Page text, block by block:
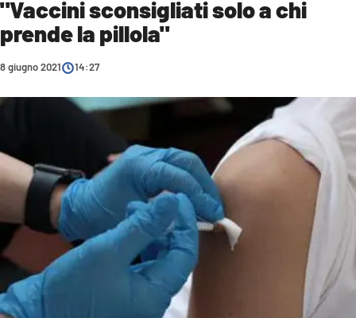
POLITICA
COSENZA CALCIO
ECONOMIA E LAVORO
CULTURA
AMBIENTE
Streaming
LAC TV
LAC NETWORK
"Vaccini sconsigliati solo a chi
prende la pillola"
8 giugno 2021 14:27